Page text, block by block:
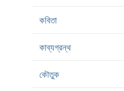
কবিতা
কাব্যগ্রন্থ
কৌতুক